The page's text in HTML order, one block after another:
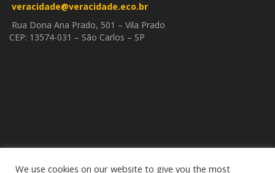
veracidade@veracidade.eco.br
Rua Dona Ana Prado, 501 – Vila Prado
CEP: 13574-031 – São Carlos – SP
We use cookies on our website to give you the most